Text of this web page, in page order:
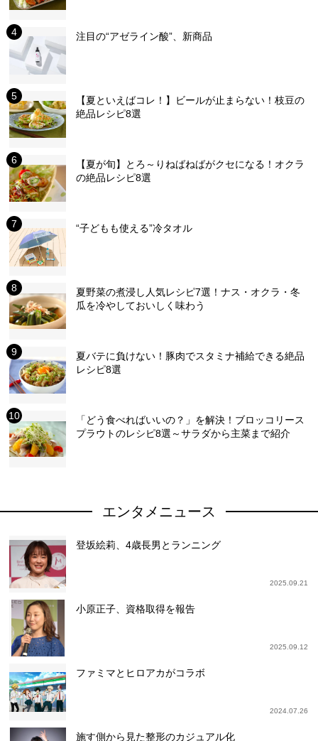
注目の“アゼライン酸”、新商品
【夏といえばコレ！】ビールが止まらない！枝豆の
絶品レシピ8選
【夏が旬】とろ～りねばねばがクセになる！オクラ
の絶品レシピ8選
“子どもも使える”冷タオル
夏野菜の煮浸し人気レシピ7選！ナス・オクラ・冬
瓜を冷やしておいしく味わう
夏バテに負けない！豚肉でスタミナ補給できる絶品
レシピ8選
「どう食べればいいの？」を解決！ブロッコリース
プラウトのレシピ8選～サラダから主菜まで紹介
エンタメニュース
登坂絵莉、4歳長男とランニング
2025.09.21
小原正子、資格取得を報告
2025.09.12
ファミマとヒロアカがコラボ
2024.07.26
施す側から見た整形のカジュアル化